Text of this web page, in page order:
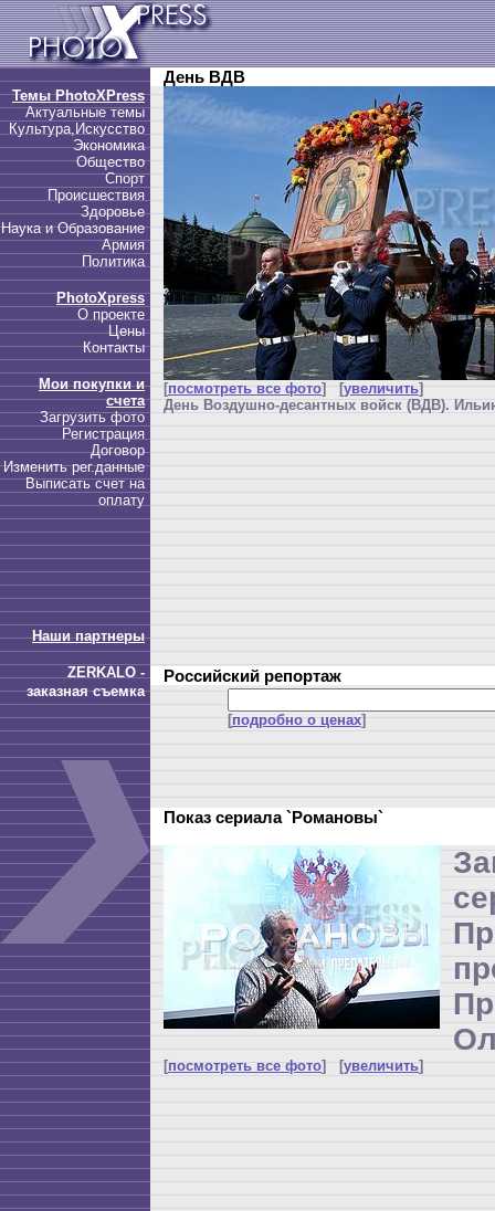
Темы PhotoXPress
Актуальные темы
Культура,Искусство
Экономика
Общество
Спорт
Происшествия
Здоровье
Наука и Образование
Армия
Политика
PhotoXpress
О проекте
Цены
Контакты
Мои покупки и
счета
Загрузить фото
Регистрация
Договор
Изменить рег.данные
Выписать счет на
оплату
Наши партнеры
ZERKALO -
заказная съемка
День ВДВ
[посмотреть все фото] [увеличить]
День Воздушно-десантных войск (ВДВ).
Российский репортаж
[подробно о ценах]
Показ сериала `Романовы`
[посмотреть все фото] [увеличить]